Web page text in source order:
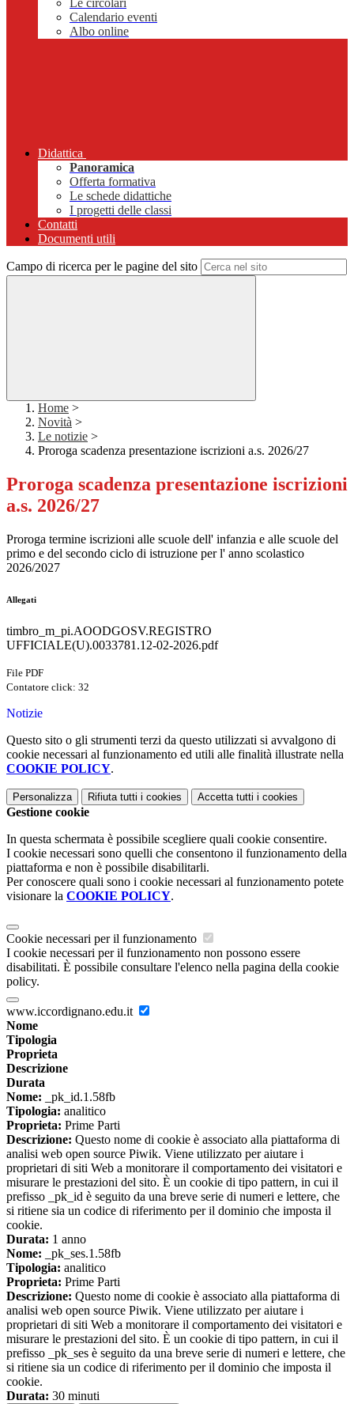
Le circolari
Calendario eventi
Albo online
Didattica
Panoramica
Offerta formativa
Le schede didattiche
I progetti delle classi
Contatti
Documenti utili
Campo di ricerca per le pagine del sito
Home >
Novità >
Le notizie >
Proroga scadenza presentazione iscrizioni a.s. 2026/27
Proroga scadenza presentazione iscrizioni
a.s. 2026/27
Proroga termine iscrizioni alle scuole dell' infanzia e alle scuole del
primo e del secondo ciclo di istruzione per l' anno scolastico
2026/2027
Allegati
timbro_m_pi.AOODGOSV.REGISTRO
UFFICIALE(U).0033781.12-02-2026.pdf
File PDF
Contatore click: 32
Notizie
Questo sito o gli strumenti terzi da questo utilizzati si avvalgono di
cookie necessari al funzionamento ed utili alle finalità illustrate nella
COOKIE POLICY.
Personalizza Rifiuta tutti i cookies Accetta tutti i cookies
Gestione cookie
In questa schermata è possibile scegliere quali cookie consentire.
I cookie necessari sono quelli che consentono il funzionamento della
piattaforma e non è possibile disabilitarli.
Per conoscere quali sono i cookie necessari al funzionamento potete
visionare la COOKIE POLICY.
Cookie necessari per il funzionamento
I cookie necessari per il funzionamento non possono essere
disabilitati. È possibile consultare l'elenco nella pagina della cookie
policy.
www.iccordignano.edu.it
Nome
Tipologia
Proprieta
Descrizione
Durata
Nome: _pk_id.1.58fb
Tipologia: analitico
Proprieta: Prime Parti
Descrizione: Questo nome di cookie è associato alla piattaforma di
analisi web open source Piwik. Viene utilizzato per aiutare i
proprietari di siti Web a monitorare il comportamento dei visitatori e
misurare le prestazioni del sito. È un cookie di tipo pattern, in cui il
prefisso _pk_id è seguito da una breve serie di numeri e lettere, che
si ritiene sia un codice di riferimento per il dominio che imposta il
cookie.
Durata: 1 anno
Nome: _pk_ses.1.58fb
Tipologia: analitico
Proprieta: Prime Parti
Descrizione: Questo nome di cookie è associato alla piattaforma di
analisi web open source Piwik. Viene utilizzato per aiutare i
proprietari di siti Web a monitorare il comportamento dei visitatori e
misurare le prestazioni del sito. È un cookie di tipo pattern, in cui il
prefisso _pk_ses è seguito da una breve serie di numeri e lettere, che
si ritiene sia un codice di riferimento per il dominio che imposta il
cookie.
Durata: 30 minuti